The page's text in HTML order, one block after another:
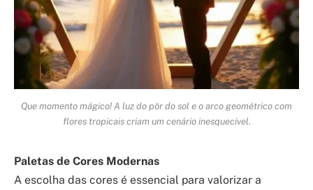
Que momento mágico! A luz do pôr do sol e o arco geométrico com
flores tropicais criam um cenário inesquecível.
Paletas de Cores Modernas
A escolha das cores é essencial para valorizar a